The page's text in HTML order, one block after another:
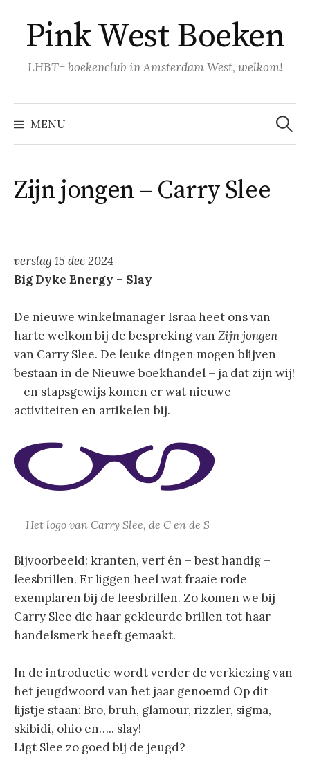
inhoud
springen
Pink West Boeken
LHBT+ boekenclub in Amsterdam West, welkom!
MENU
Zoeken
naar:
Zijn jongen – Carry Slee
verslag 15 dec 2024
Big Dyke Energy – Slay
De nieuwe winkelmanager Israa heet ons van
harte welkom bij de bespreking van Zijn jongen
van Carry Slee. De leuke dingen mogen blijven
bestaan in de Nieuwe boekhandel – ja dat zijn wij!
– en stapsgewijs komen er wat nieuwe
activiteiten en artikelen bij.
Het logo van Carry Slee, de C en de S
Bijvoorbeeld: kranten, verf én – best handig –
leesbrillen. Er liggen heel wat fraaie rode
exemplaren bij de leesbrillen. Zo komen we bij
Carry Slee die haar gekleurde brillen tot haar
handelsmerk heeft gemaakt.
In de introductie wordt verder de verkiezing van
het jeugdwoord van het jaar genoemd Op dit
lijstje staan: Bro, bruh, glamour, rizzler, sigma,
skibidi, ohio en….. slay!
Ligt Slee zo goed bij de jeugd?